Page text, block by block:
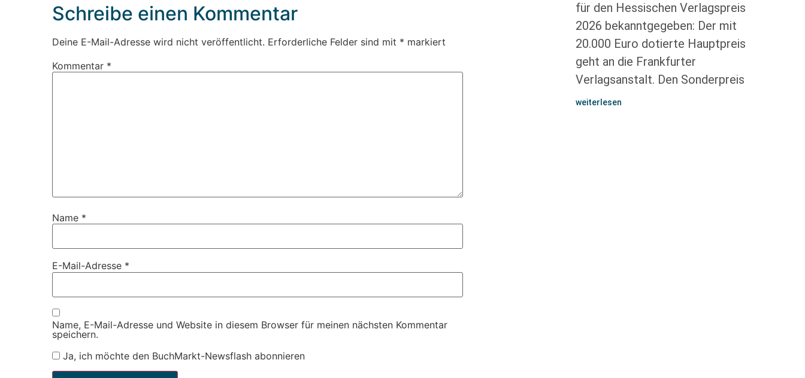
Schreibe einen Kommentar
Deine E-Mail-Adresse wird nicht veröffentlicht. Erforderliche Felder sind mit * markiert
Kommentar *
Name *
E-Mail-Adresse *
Name, E-Mail-Adresse und Website in diesem Browser für meinen nächsten Kommentar
speichern.
Ja, ich möchte den BuchMarkt-Newsflash abonnieren
für den Hessischen Verlagspreis
2026 bekanntgegeben: Der mit
20.000 Euro dotierte Hauptpreis
geht an die Frankfurter
Verlagsanstalt. Den Sonderpreis
weiterlesen